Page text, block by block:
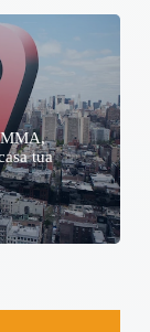
MMA,
tua